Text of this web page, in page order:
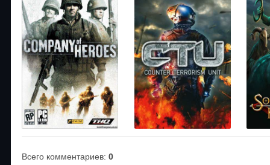
Всего комментариев: 0